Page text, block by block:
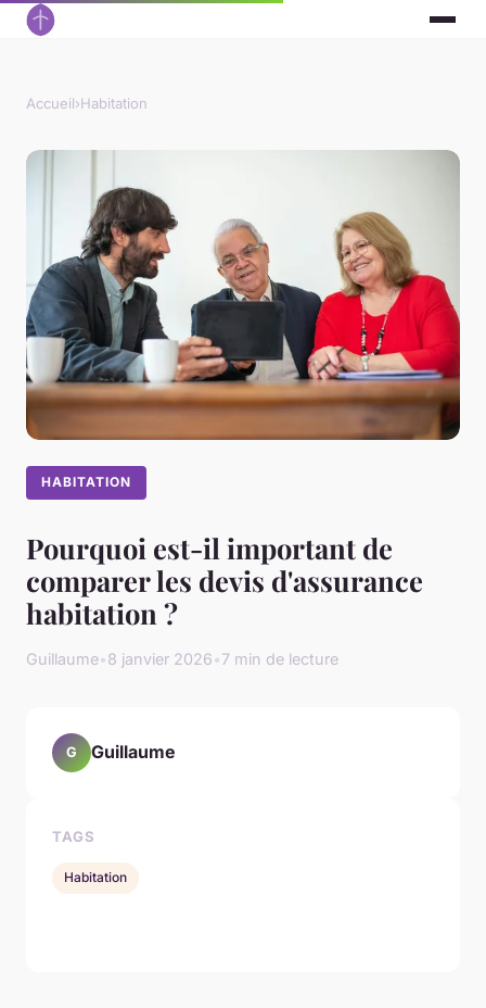
Accueil›Habitation
HABITATION
Pourquoi est-il important de
comparer les devis d'assurance
habitation ?
Guillaume•8 janvier 2026•7 min de lecture
G Guillaume
TAGS
Habitation